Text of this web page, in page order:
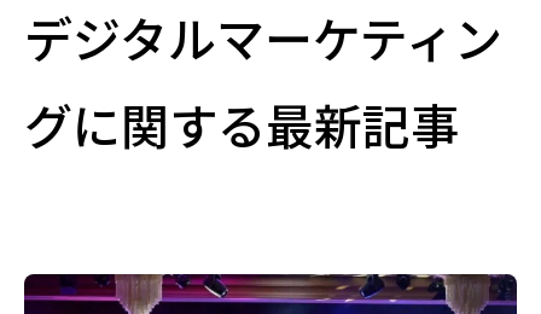
デジタルマーケティン
グに関する最新記事